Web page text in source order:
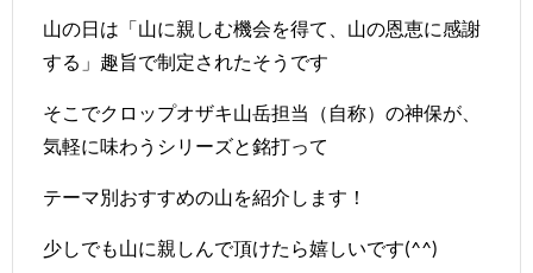
山の日は「山に親しむ機会を得て、山の恩恵に感謝
する」趣旨で制定されたそうです
そこでクロップオザキ山岳担当（自称）の神保が、
気軽に味わうシリーズと銘打って
テーマ別おすすめの山を紹介します！
少しでも山に親しんで頂けたら嬉しいです(^^)